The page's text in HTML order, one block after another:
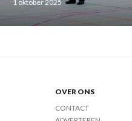
1 oktober 2025
OVER ONS
CONTACT